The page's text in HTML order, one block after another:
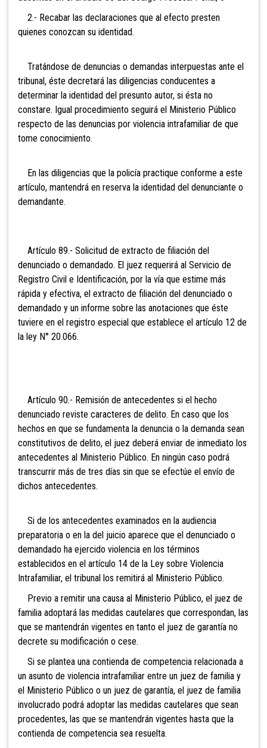
2.- Recabar las declaraciones que al efecto presten
quienes conozcan su identidad.
Tratándose de denuncias o demandas interpuestas ante el
tribunal, éste decretará las diligencias conducentes a
determinar la identidad del presunto autor, si ésta no
constare. Igual procedimiento seguirá el Ministerio Público
respecto de las denuncias por violencia intrafamiliar de que
tome conocimiento.
En las diligencias que la policía practique conforme a este
artículo, mantendrá en reserva la identidad del denunciante o
demandante.
Artículo 89.- Solicitud de extracto de filiación del
denunciado o demandado. El juez requerirá al Servicio de
Registro Civil e Identificación, por la vía que estime más
rápida y efectiva, el extracto de filiación del denunciado o
demandado y un informe sobre las anotaciones que éste
tuviere en el registro especial que establece el artículo 12 de
la ley N° 20.066.
Artículo 90.- Remisión de antecedentes si el hecho
denunciado reviste caracteres de delito. En caso que los
hechos en que se fundamenta la denuncia o la demanda sean
constitutivos de delito, el juez deberá enviar de inmediato los
antecedentes al Ministerio Público. En ningún caso podrá
transcurrir más de tres días sin que se efectúe el envío de
dichos antecedentes.
Si de los antecedentes examinados en la audiencia
preparatoria o en la del juicio aparece que el denunciado o
demandado ha ejercido violencia en los términos
establecidos en el artículo 14 de la Ley sobre Violencia
Intrafamiliar, el tribunal los remitirá al Ministerio Público.
Previo a remitir una causa al Ministerio Público, el juez de
familia adoptará las medidas cautelares que correspondan, las
que se mantendrán vigentes en tanto el juez de garantía no
decrete su modificación o cese.
Si se plantea una contienda de competencia relacionada a
un asunto de violencia intrafamiliar entre un juez de familia y
el Ministerio Público o un juez de garantía, el juez de familia
involucrado podrá adoptar las medidas cautelares que sean
procedentes, las que se mantendrán vigentes hasta que la
contienda de competencia sea resuelta.